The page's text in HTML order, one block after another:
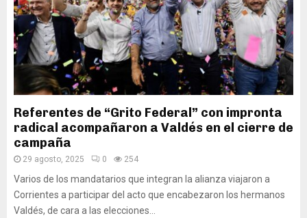
Referentes de “Grito Federal” con impronta
radical acompañaron a Valdés en el cierre de
campaña
29 agosto, 2025 0 254
Varios de los mandatarios que integran la alianza viajaron a
Corrientes a participar del acto que encabezaron los hermanos
Valdés, de cara a las elecciones...